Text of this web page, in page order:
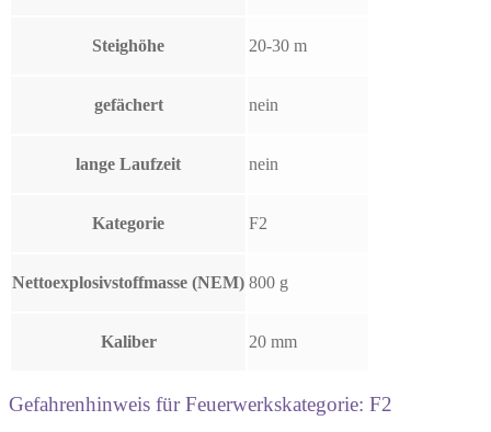
Steighöhe 20-30 m
gefächert nein
lange Laufzeit nein
Kategorie F2
Nettoexplosivstoffmasse (NEM) 800 g
Kaliber 20 mm
Gefahrenhinweis für Feuerwerkskategorie: F2